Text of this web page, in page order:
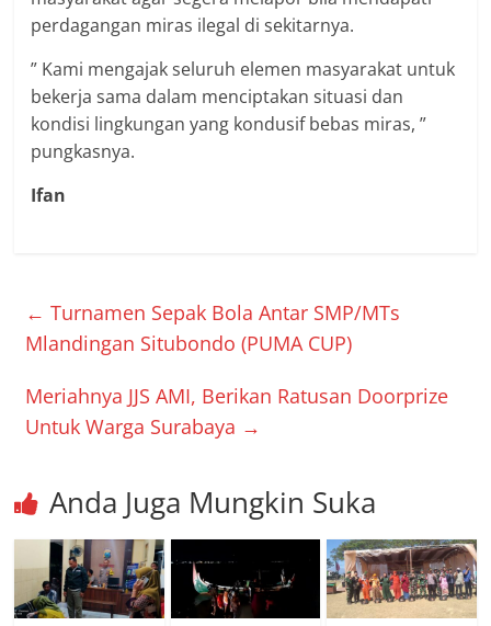
perdagangan miras ilegal di sekitarnya.
” Kami mengajak seluruh elemen masyarakat untuk
bekerja sama dalam menciptakan situasi dan
kondisi lingkungan yang kondusif bebas miras, ”
pungkasnya.
Ifan
← Turnamen Sepak Bola Antar SMP/MTs
Mlandingan Situbondo (PUMA CUP)
Meriahnya JJS AMI, Berikan Ratusan Doorprize
Untuk Warga Surabaya →
Anda Juga Mungkin Suka